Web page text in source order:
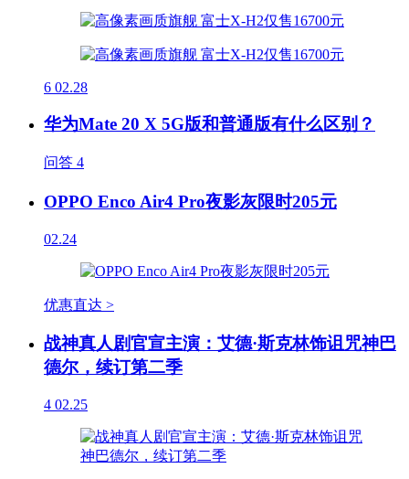
6 02.28
华为Mate 20 X 5G版和普通版有什么区别？
问答 4
OPPO Enco Air4 Pro夜影灰限时205元
02.24
优惠直达 >
战神真人剧官宣主演：艾德·斯克林饰诅咒神巴
德尔，续订第二季
4 02.25